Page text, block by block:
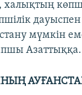
халықтың
мүмкін
Азаттыққа.
ҢАУҒ